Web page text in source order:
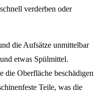
verderben oder
die Aufsätze unmittelbar
etwas Spülmittel.
die Oberfläche beschädigen
Teile, was die